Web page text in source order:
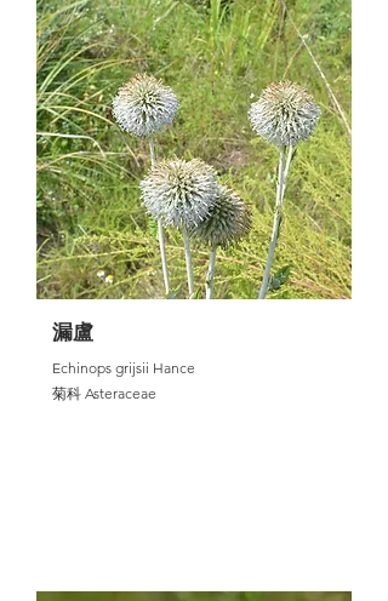
漏盧
Echinops grijsii Hance
菊科 Asteraceae